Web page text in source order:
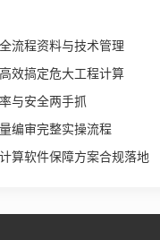
流程资料与技术管理
效搞定危大工程计算
与安全两手抓
编审完整实操流程
算软件保障方案合规落地